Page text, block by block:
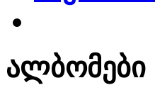
ალბომები